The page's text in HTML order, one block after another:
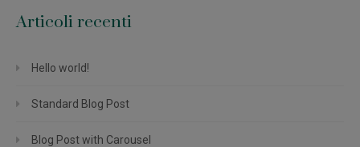
Articoli recenti
Hello world!
Standard Blog Post
Blog Post with Carousel